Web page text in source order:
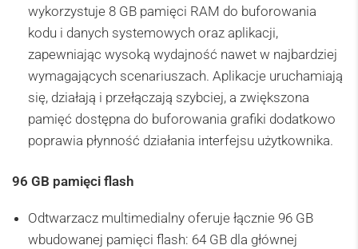
wykorzystuje 8 GB pamięci RAM do buforowania
kodu i danych systemowych oraz aplikacji,
zapewniając wysoką wydajność nawet w najbardziej
wymagających scenariuszach. Aplikacje uruchamiają
się, działają i przełączają szybciej, a zwiększona
pamięć dostępna do buforowania grafiki dodatkowo
poprawia płynność działania interfejsu użytkownika.
96 GB pamięci flash
Odtwarzacz multimedialny oferuje łącznie 96 GB
wbudowanej pamięci flash: 64 GB dla głównej